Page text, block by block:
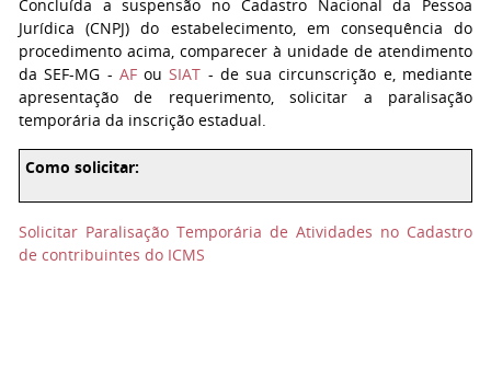
Concluída a suspensão no Cadastro Nacional da Pessoa
Jurídica (CNPJ) do estabelecimento, em consequência do
procedimento acima, comparecer à unidade de atendimento
da SEF-MG - AFouSIAT - de sua circunscrição e, mediante
apresentação de requerimento, solicitar a paralisação
temporária da inscrição estadual.
Como solicitar:
Solicitar Paralisação Temporária de Atividades no Cadastro
de contribuintes do ICMS